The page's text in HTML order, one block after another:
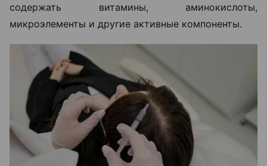
содержать витамины, аминокислоты,
микроэлементы и другие активные компоненты.